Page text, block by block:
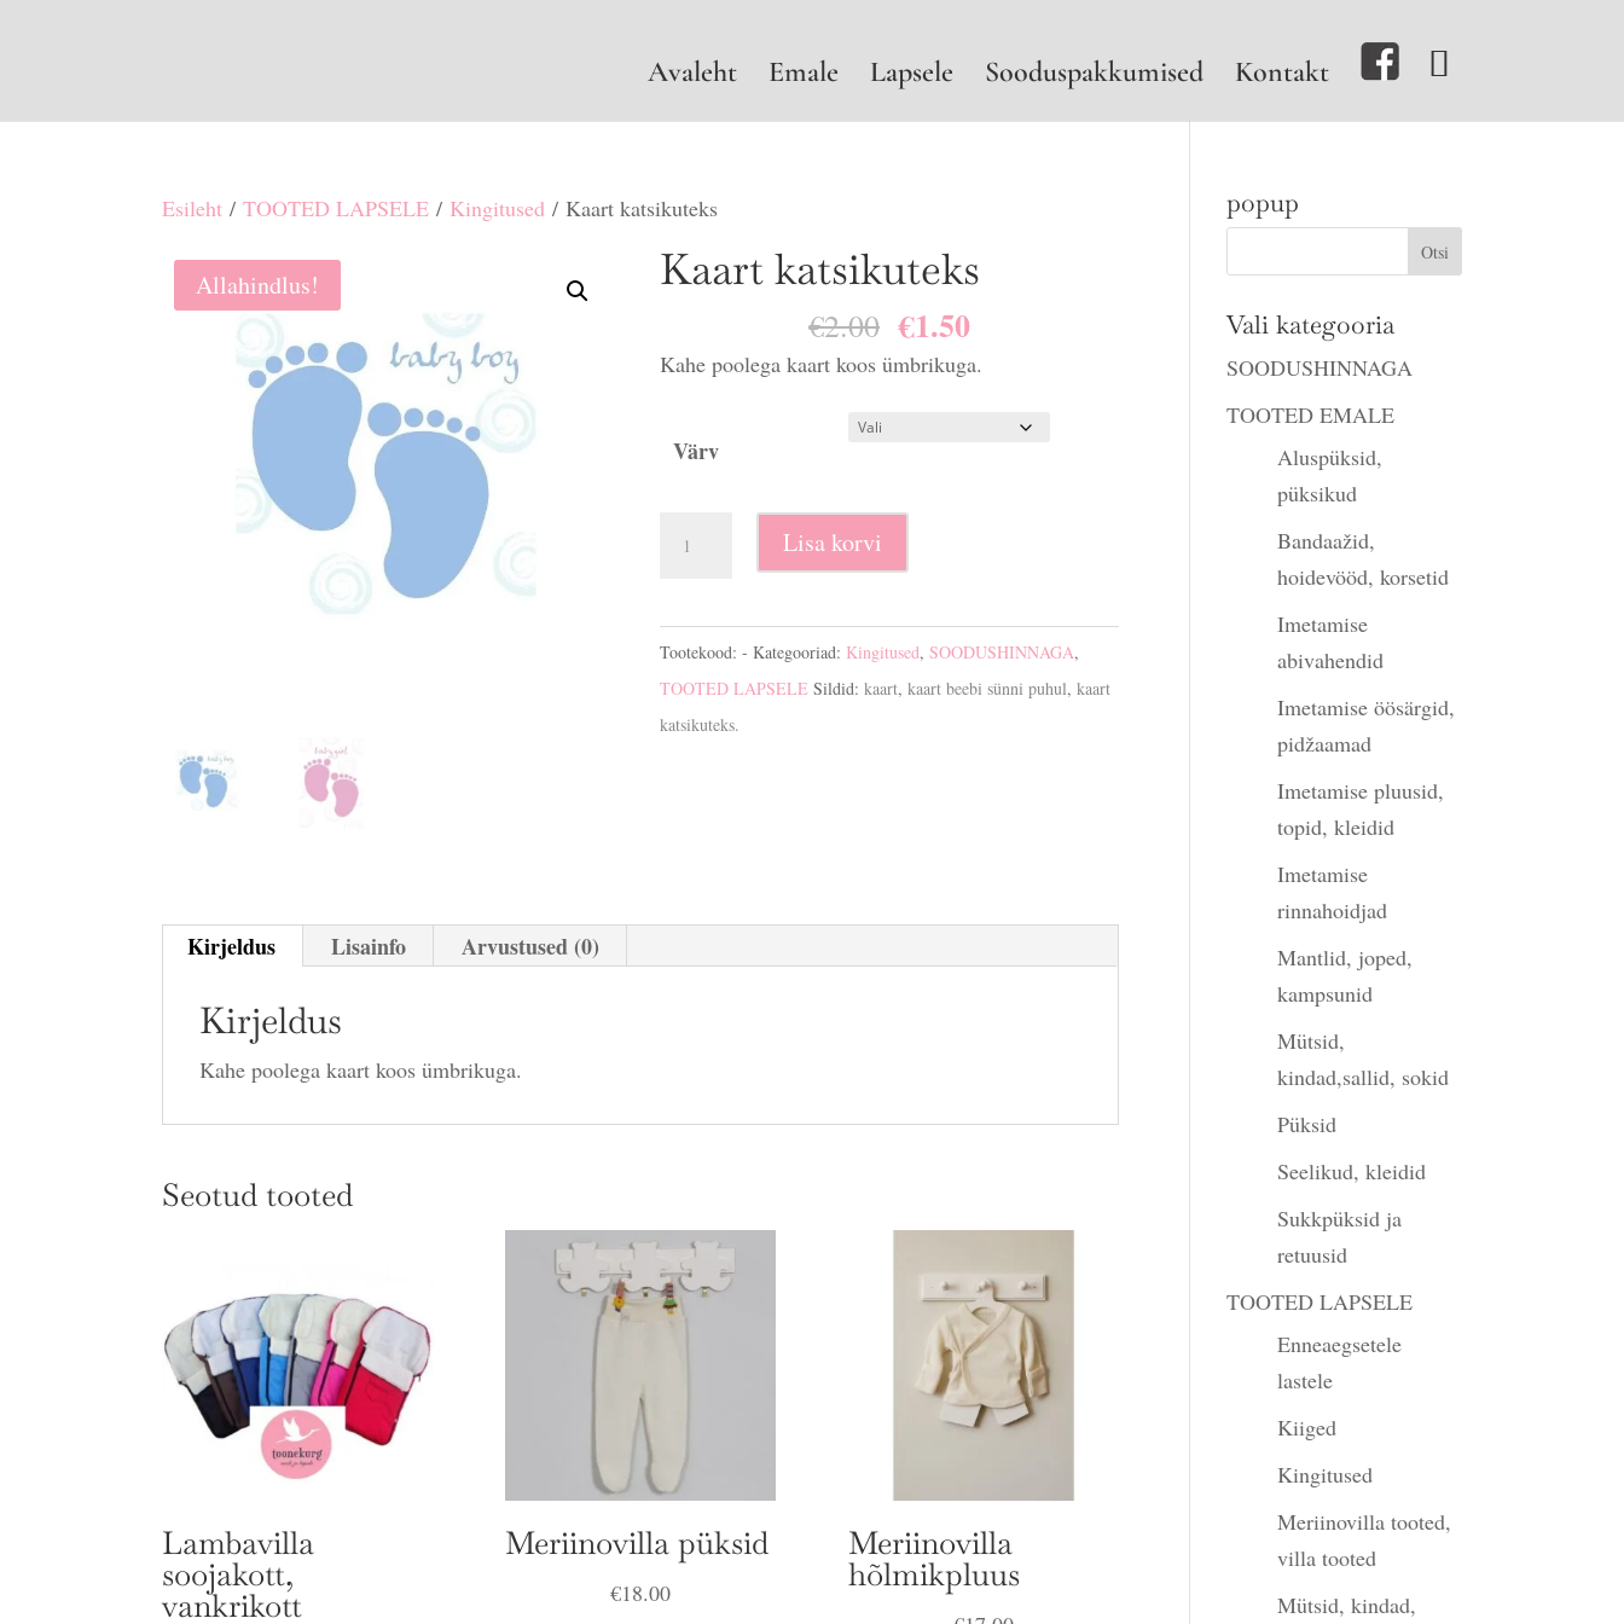
Avaleht Emale Lapsele Sooduspakkumised Kontakt
Esileht /TOOTED LAPSELE / Kingitused / Kaart katsikuteks
Allahindlus! Kaart katsikuteks
€2.00 Algne
hind
€1.50Praegune
hind
€1.50.
Kahe poolega kaart koos ümbrikuga.
Värv
katsikuteks
Lisa korvi
Tootekood:- Kategooriad: Kingitused,SOODUSHINNAGA,
TOOTED LAPSELE Sildid:kaart,kaart beebi sünni puhul,kaart
katsikuteks.
Kirjeldus Lisainfo Arvustused (0)
Kirjeldus
Kahe poolega kaart koos ümbrikuga.
Seotud tooted
Lambavilla
soojakott,
vankrikott
Meriinovilla püksid
€18.00
Meriinovilla
hõlmikpluus
popup
Vali kategooria
SOODUSHINNAGA
TOOTED EMALE
Aluspüksid,
püksikud
Bandaažid,
hoidevööd, korsetid
Imetamise
abivahendid
Imetamise öösärgid,
pidžaamad
Imetamise pluusid,
topid, kleidid
Imetamise
rinnahoidjad
Mantlid, joped,
kampsunid
Mütsid,
kindad,sallid, sokid
Püksid
Seelikud, kleidid
Sukkpüksid ja
retuusid
TOOTED LAPSELE
Enneaegsetele
lastele
Kiiged
Kingitused
Meriinovilla tooted,
villa tooted
Mütsid, kindad,